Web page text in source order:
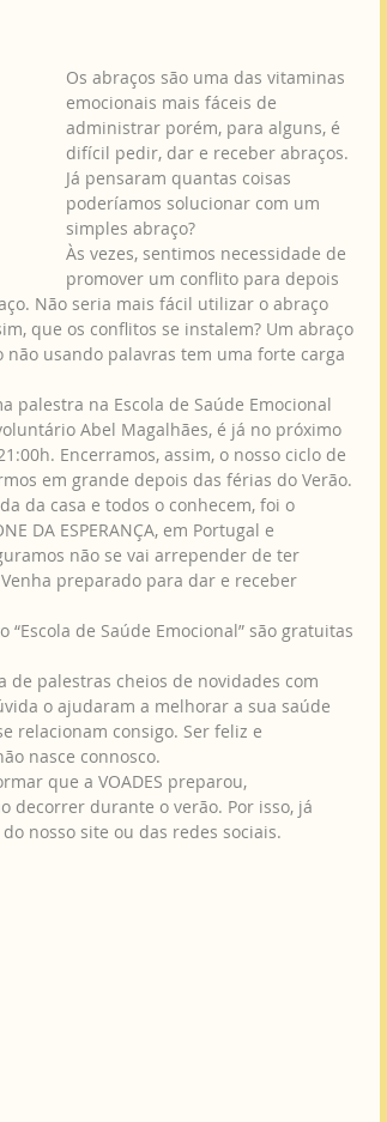
Os abraços são uma das vitaminas
emocionais mais fáceis de
administrar porém, para alguns, é
difícil pedir, dar e receber abraços.
Já pensaram quantas coisas
poderíamos solucionar com um
simples abraço?
Às vezes, sentimos necessidade de
promover um conflito para depois
Não seria mais fácil utilizar o abraço
que os conflitos se instalem? Um abraço
usando palavras tem uma forte carga
Abel Magalhães, é já no próximo
Encerramos, assim, o nosso ciclo de
em grande depois das férias do Verão.
DA ESPERANÇA, em Portugal e
não se vai arrepender de ter
preparado para dar e receber
o ajudaram a melhorar a sua saúde
relacionam consigo. Ser feliz e
nasce connosco.
decorrer durante o verão. Por isso, já
nosso site ou das redes sociais.